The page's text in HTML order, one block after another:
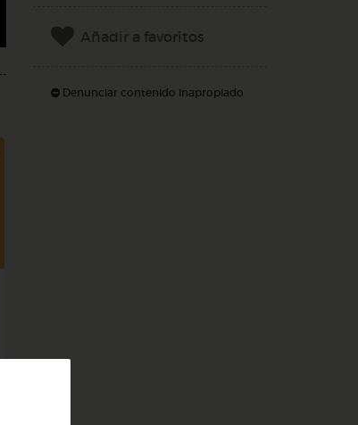
Añadir a favoritos
Denunciar contenido inapropiado